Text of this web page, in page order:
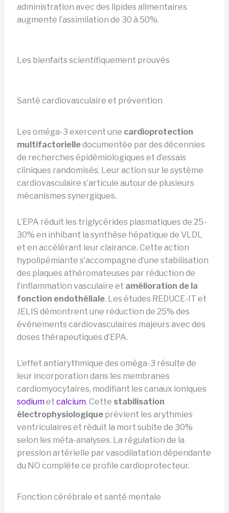
administration avec des lipides alimentaires
augmente l’assimilation de 30 à 50%.
Les bienfaits scientifiquement prouvés
Santé cardiovasculaire et prévention
Les oméga-3 exercent une cardioprotection
multifactorielledocumentée par des décennies
de recherches épidémiologiques et d’essais
cliniques randomisés. Leur action sur le système
cardiovasculaire s’articule autour de plusieurs
mécanismes synergiques.
L’EPA réduit les triglycérides plasmatiques de 25-
30% en inhibant la synthèse hépatique de VLDL
et en accélérant leur clairance. Cette action
hypolipémiante s’accompagne d’une stabilisation
des plaques athéromateuses par réduction de
l’inflammation vasculaire et amélioration de la
fonction endothéliale. Les études REDUCE-IT et
JELIS démontrent une réduction de 25% des
événements cardiovasculaires majeurs avec des
doses thérapeutiques d’EPA.
L’effet antiarythmique des oméga-3 résulte de
leur incorporation dans les membranes
cardiomyocytaires, modifiant les canaux ioniques
sodiumet calcium. Cette stabilisation
électrophysiologiqueprévient les arythmies
ventriculaires et réduit la mort subite de 30%
selon les méta-analyses. La régulation de la
pression artérielle par vasodilatation dépendante
du NO complète ce profile cardioprotecteur.
Fonction cérébrale et santé mentale